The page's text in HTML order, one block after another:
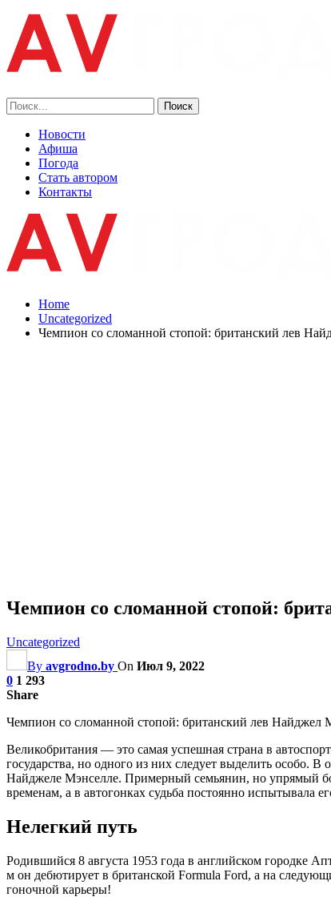
Новости
Афиша
Погода
Стать автором
Контакты
Home
Uncategorized
Чемпион со сломанной стопой: британский лев
Чемпион со сломанной стопой:
Uncategorized
By avgrodno.by On Июл 9, 2022
0 1 293
Share
Чемпион со сломанной стопой: британский лев Найджел
Великобритания — это самая успешная страна в
государства, но одного из них следует выделить особо.
Найджеле Мэнселле. Примерный семьянин, но упрямый
временам, а в автогонках судьба постоянно испытывала
Нелегкий путь
Родившийся 8 августа 1953 года в английском городке
м он дебютирует в британской Formula Ford, а на
гоночной карьеры!